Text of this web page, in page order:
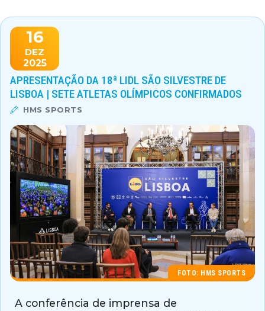
16
DEZ
2025
APRESENTAÇÃO DA 18ª LIDL SÃO SILVESTRE DE
LISBOA | SETE ATLETAS OLÍMPICOS CONFIRMADOS
HMS SPORTS
FOTO: HMS SPORTS
A conferência de imprensa de